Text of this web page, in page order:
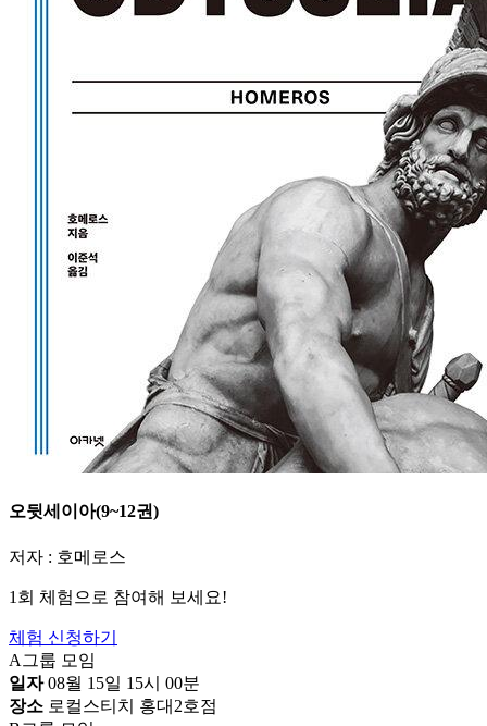
오뒷세이아(9~12권)
저자 : 호메로스
1회 체험으로 참여해 보세요!
체험 신청하기
A그룹 모임
일자08월 15일 15시 00분
장소 로컬스티치 홍대2호점